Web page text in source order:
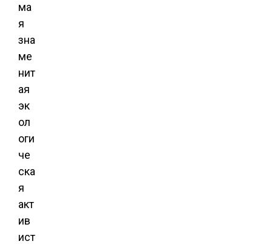
ма
я
зна
ме
нит
ая
эк
ол
оги
че
ска
я
акт
ив
ист